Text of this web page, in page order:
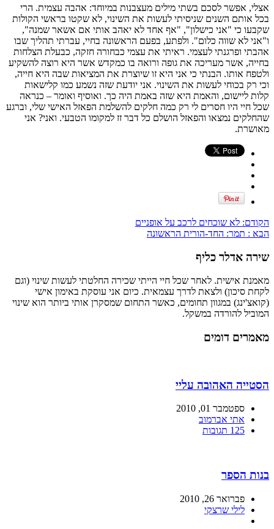
אצלי, אפשר לסכם בשתי מילים מעצבנות במיוחד: אהבה עצמית. הרי
בכל אותם השנים שניסיתי לעשות את השינוי, לא שקטו בראשי הקולות
שקבעו כי "אני כישלון", "אף אחד לא יאהב אותי אם אשאר שמנה",
ו"אני לא שווה כלום". ולפתע, בפעם הראשונה בחיי, עברתי תהליך שבו
אהבתי ופרגנתי לעצמי. ראיתי את עצמי כבחורה חזקה, כבעלת הצלחות
בחייה, אשר מעריכה את גופה ורואה בו כמקדש אשר היא רוצה להשקיע
ולטפח אותו. הבנתי כי אני היא זו שיוצרת את המציאות שבה היא חייה,
וכי רק בכוחי לעשות את השינוי. אני יודעת שזה נשמע כמו קלישאות
קלות ליישום, והאמת היא שזה באמת היה כך. ואוסיף ואומר – כנראה
שכל חיי היו חסרים לי רק כמה חלקים להשלמת הפאזל האישי שלי, וברגע
שהחלקים נמצאו והפאזל הושלם כל דבר זז למקומו הטבעי. ואני? אני
מאושרת.
הקודם: לא שוכחים לרכב על אופניים
הבא : תמר: החד-הורית הראשונה
שירה אדלר כליף
מאמנת אישית. לאחר שכל חיי הייתי שכירה החלטתי לעשות שינוי (וגם
לקחת סיכון) ולצאת לדרך עצמאית. כיום אני עוסקת באימון אישי
(קואצ'ינג) במגוון תחומים, כאשר התחום שמסקרן אותי ביותר הוא שינוי
המוביל להורדה במשקל.
מאמרים דומים
הסטייה האהובה עליי
ספטמבר 01, 2010
אתי אברמוב
125 תגובות
בנות הספר
פברואר 26, 2010
לילי שרצקי